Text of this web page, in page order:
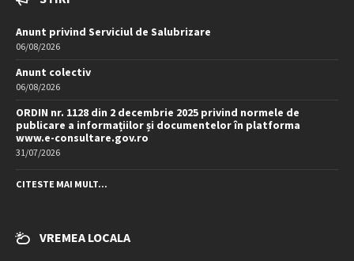
Anunt privind Serviciul de Salubrizare
06/08/2026
Anunt colectiv
06/08/2026
ORDIN nr. 1128 din 2 decembrie 2025 privind normele de
publicare a informațiilor și documentelor în platforma
www.e-consultare.gov.ro
31/07/2026
CITESTE MAI MULT...
VREMEA LOCALA